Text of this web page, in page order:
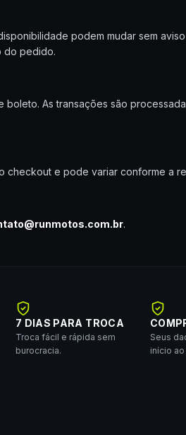
podem mudar sem
do pedido.
boleto. As transações são
checkout e pode variar conforme a
.
7 DIAS PARA TROCA
Troca fácil e rápida sem
burocracia.
Seus
início